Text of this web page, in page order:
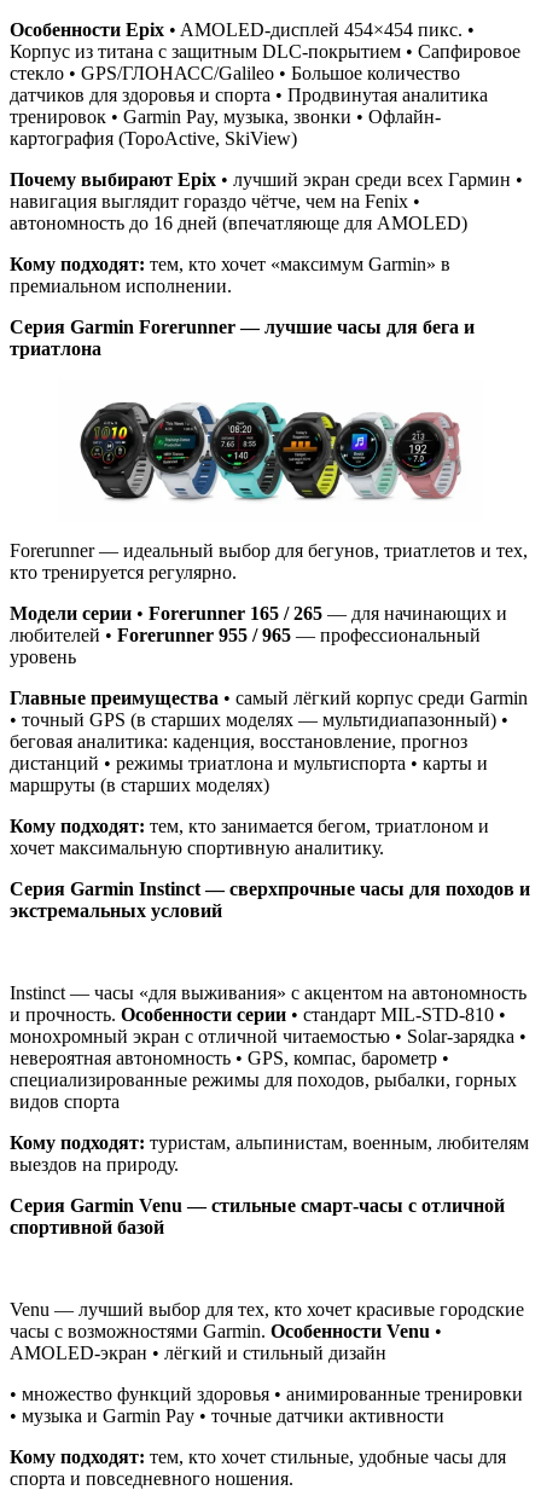
Особенности Epix • AMOLED-дисплей 454×454 пикс. •
Корпус из титана с защитным DLC-покрытием • Сапфировое
стекло • GPS/ГЛОНАСС/Galileo • Большое количество
датчиков для здоровья и спорта • Продвинутая аналитика
тренировок • Garmin Pay, музыка, звонки • Офлайн-
картография (TopoActive, SkiView)
Почему выбирают Epix • лучший экран среди всех Гармин •
навигация выглядит гораздо чётче, чем на Fenix •
автономность до 16 дней (впечатляюще для AMOLED)
Кому подходят: тем, кто хочет «максимум Garmin» в
премиальном исполнении.
Серия Garmin Forerunner — лучшие часы для бега и
триатлона
Forerunner — идеальный выбор для бегунов, триатлетов и тех,
кто тренируется регулярно.
Модели серии • Forerunner 165 / 265 — для начинающих и
любителей • Forerunner 955 / 965 — профессиональный
уровень
Главные преимущества • самый лёгкий корпус среди Garmin
• точный GPS (в старших моделях — мультидиапазонный) •
беговая аналитика: каденция, восстановление, прогноз
дистанций • режимы триатлона и мультиспорта • карты и
маршруты (в старших моделях)
Кому подходят: тем, кто занимается бегом, триатлоном и
хочет максимальную спортивную аналитику.
Серия Garmin Instinct — сверхпрочные часы для походов и
экстремальных условий
Instinct — часы «для выживания» с акцентом на автономность
и прочность. Особенности серии • стандарт MIL-STD-810 •
монохромный экран с отличной читаемостью • Solar-зарядка •
невероятная автономность • GPS, компас, барометр •
специализированные режимы для походов, рыбалки, горных
видов спорта
Кому подходят: туристам, альпинистам, военным, любителям
выездов на природу.
Серия Garmin Venu — стильные смарт-часы с отличной
спортивной базой
Venu — лучший выбор для тех, кто хочет красивые городские
часы с возможностями Garmin. Особенности Venu •
AMOLED-экран • лёгкий и стильный дизайн
• множество функций здоровья • анимированные тренировки
• музыка и Garmin Pay • точные датчики активности
Кому подходят: тем, кто хочет стильные, удобные часы для
спорта и повседневного ношения.